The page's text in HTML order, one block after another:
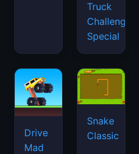
Truck
Challenge
Special
Drive
Mad
Snake
Classic